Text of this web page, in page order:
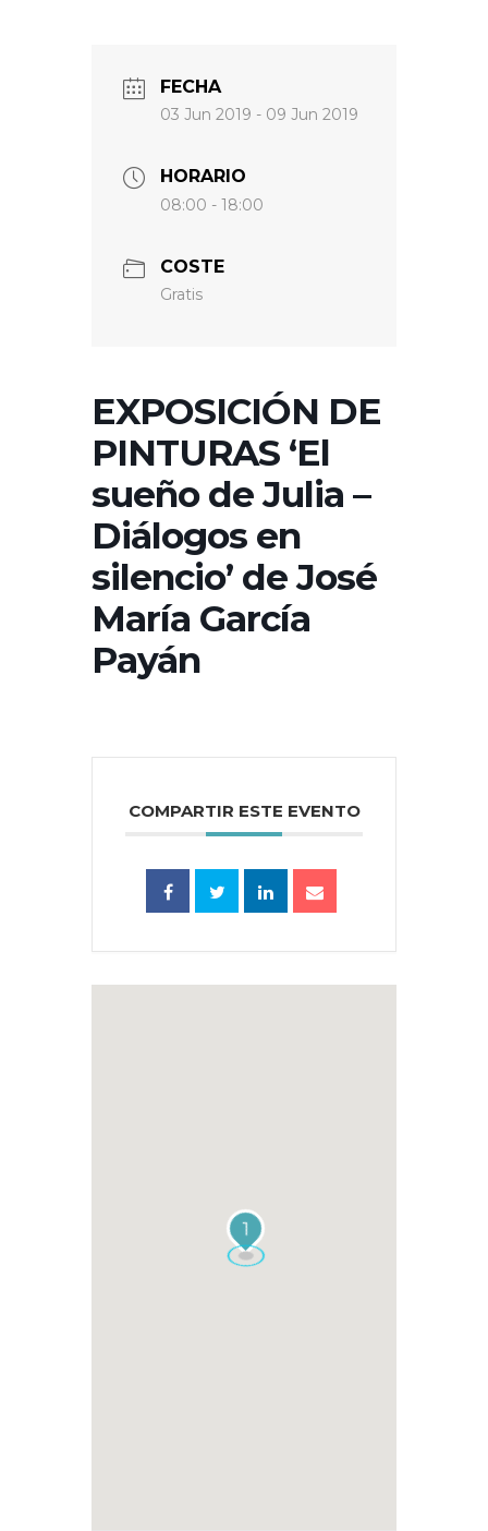
FECHA
03 Jun 2019 - 09 Jun 2019
HORARIO
08:00 - 18:00
COSTE
Gratis
EXPOSICIÓN DE
PINTURAS ‘El
sueño de Julia –
Diálogos en
silencio’ de José
María García
Payán
COMPARTIR ESTE EVENTO
1